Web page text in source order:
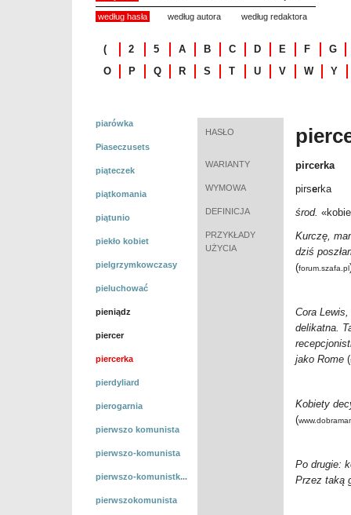
według hasła według autora według redaktora
( 2 5 A B C D E F
G
O
P Q R S T U V W Y
piarówka
Piaseczusets
piąteczek
piątkomania
piątunio
piekło kobiet
pielgrzymkowczasy
pieluchować
pieniądz
piercer
piercerka
pierdyliard
pierogarnia
pierwszo komunista
pierwszo-komunista
pierwszo-komunistk...
pierwszokomunista
HASŁO
WARIANTY pircerka
WYMOWA pirserka
DEFINICJA środ.
PRZYKŁADY
UŻYCIA
Kurczę,
dziś
(forum.szafa.pl
Cora
delikatna.
jako Rome (
Kobiety
(
Po drugie:
Przez taką